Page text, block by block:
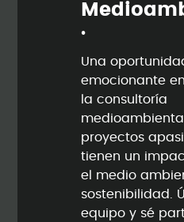
Medioam
.
Una
emocionante
la consultoría
proyectos
tienen un
el medio
sostenibilidad.
equipo y sé